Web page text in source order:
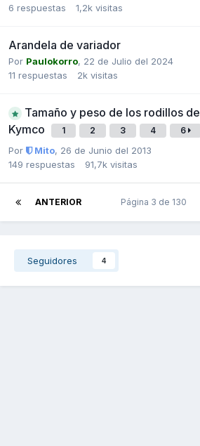
6 respuestas 1,2k visitas
Arandela de variador
Por Paulokorro, 22 de Julio del 2024
11 respuestas 2k visitas
Tamaño y peso de los rodillos
Kymco
1 2 3 4 6
Por Mito, 26 de Junio del 2013
149 respuestas 91,7k visitas
ANTERIOR Página 3 de 130
Seguidores 4